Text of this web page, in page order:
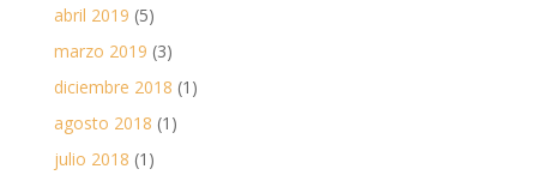
abril 2019 (5)
marzo 2019 (3)
diciembre 2018 (1)
agosto 2018 (1)
julio 2018 (1)